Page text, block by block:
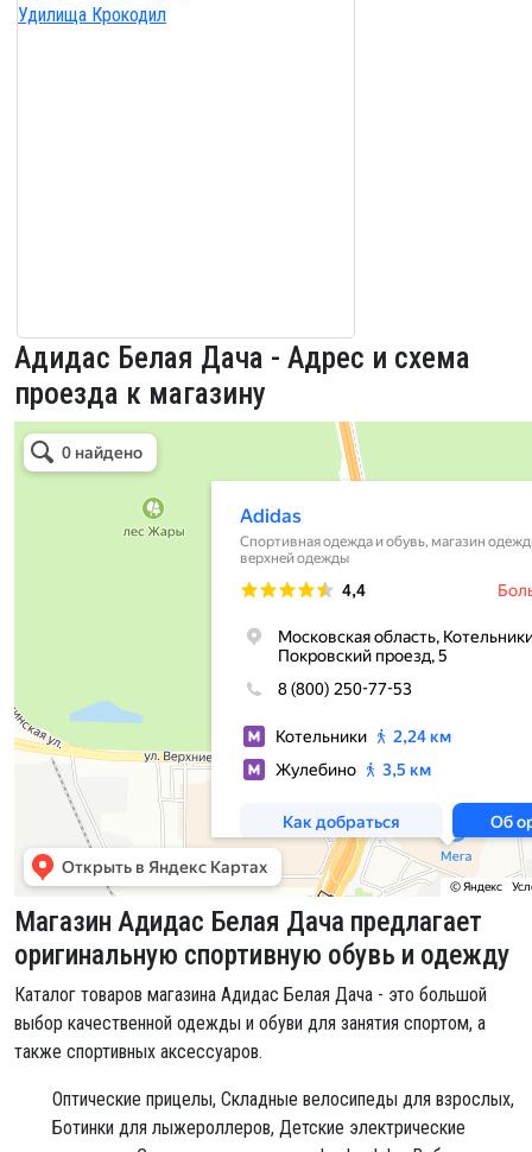
Удилища Крокодил
Адидас Белая Дача - Адрес и схема
проезда к магазину
Адидас Белая Дача в Котельниках
Котельники
Магазин Адидас Белая Дача предлагает
оригинальную спортивную обувь и одежду
Каталог товаров магазина Адидас Белая Дача - это большой
выбор качественной одежды и обуви для занятия спортом, а
также спортивных аксессуаров.
Оптические прицелы, Складные велосипеды для взрослых,
Ботинки для лыжероллеров, Детские электрические